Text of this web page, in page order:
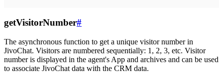
getVisitorNumber#
The asynchronous function to get a unique visitor number in
JivoChat. Visitors are numbered sequentially: 1, 2, 3, etc. Visitor
number is displayed in the agent's App and archives and can be used
to associate JivoChat data with the CRM data.